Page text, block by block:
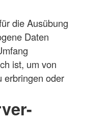
die Ausübung
Daten
ist, um von
erbringen oder